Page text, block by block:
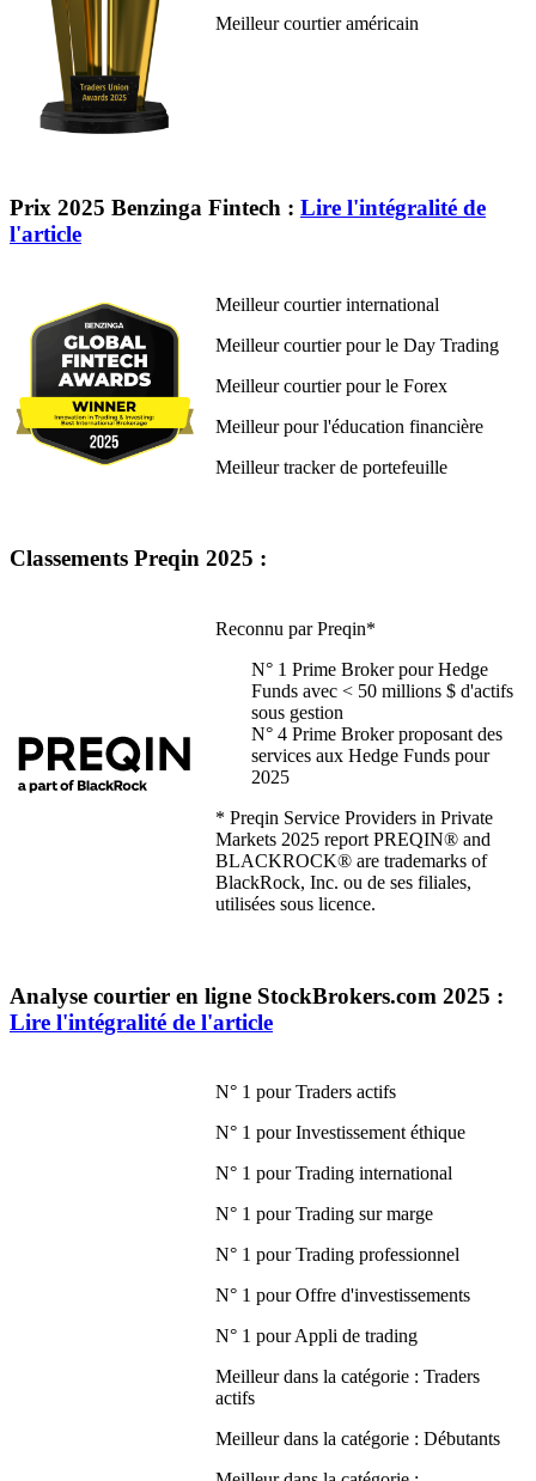
Meilleur courtier américain
Prix 2025 Benzinga Fintech : Lire l'intégralité de
l'article
Meilleur courtier international
Meilleur courtier pour le Day Trading
Meilleur courtier pour le Forex
Meilleur pour l'éducation financière
Meilleur tracker de portefeuille
Classements Preqin 2025 :
Reconnu par Preqin*
N° 1 Prime Broker pour Hedge
Funds avec < 50 millions $ d'actifs
sous gestion
N° 4 Prime Broker proposant des
services aux Hedge Funds pour
2025
* Preqin Service Providers in Private
Markets 2025 report PREQIN® and
BLACKROCK® are trademarks of
BlackRock, Inc. ou de ses filiales,
utilisées sous licence.
Analyse courtier en ligne StockBrokers.com 2025 :
Lire l'intégralité de l'article
N° 1 pour Traders actifs
N° 1 pour Investissement éthique
N° 1 pour Trading international
N° 1 pour Trading sur marge
N° 1 pour Trading professionnel
N° 1 pour Offre d'investissements
N° 1 pour Appli de trading
Meilleur dans la catégorie : Traders
actifs
Meilleur dans la catégorie : Débutants